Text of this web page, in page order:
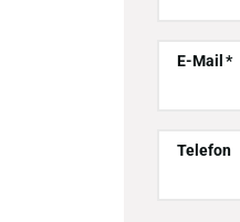
E-Mail
Telefon